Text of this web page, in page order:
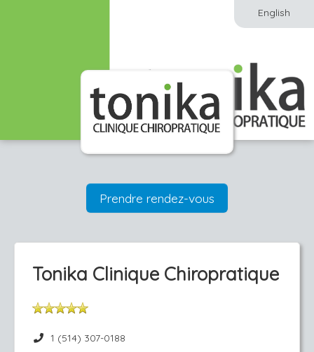
English
Prendre rendez-vous
Tonika Clinique Chiropratique
1 (514) 307-0188